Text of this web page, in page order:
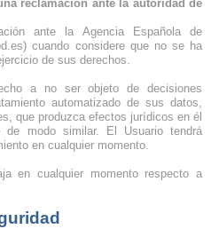
reclamación ante la autoridad de
ante la Agencia Española de
cuando considere que no se ha
de sus derechos.
a no ser objeto de decisiones
automatizado de sus datos,
que produzca efectos jurídicos en él
de modo similar. El Usuario tendrá
en cualquier momento.
en cualquier momento respecto a